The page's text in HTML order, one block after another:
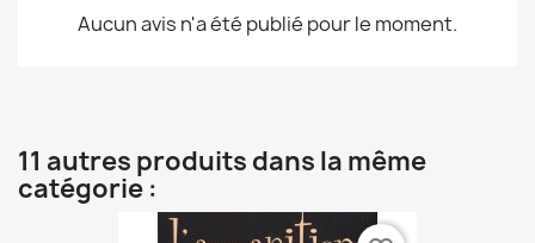
Aucun avis n'a été publié pour le moment.
11 autres produits dans la même
catégorie :